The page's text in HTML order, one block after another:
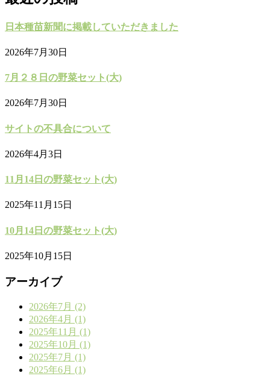
日本種苗新聞に掲載していただきました
2026年7月30日
7月２８日の野菜セット(大)
2026年7月30日
サイトの不具合について
2026年4月3日
11月14日の野菜セット(大)
2025年11月15日
10月14日の野菜セット(大)
2025年10月15日
アーカイブ
2026年7月 (2)
2026年4月 (1)
2025年11月 (1)
2025年10月 (1)
2025年7月 (1)
2025年6月 (1)